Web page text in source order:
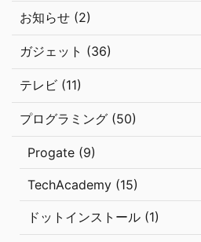
お知らせ (2)
ガジェット (36)
テレビ (11)
プログラミング (50)
Progate (9)
TechAcademy (15)
ドットインストール (1)